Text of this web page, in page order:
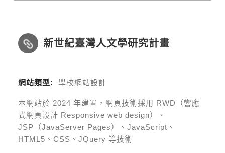
新世紀臺灣人文學研究計畫
網站類型: 學校網站設計
本網站於 2024 年建置，網頁技術採用 RWD（響應
式網頁設計 Responsive web design）、
JSP（JavaServer Pages）、JavaScript、
HTML5、CSS、JQuery 等技術